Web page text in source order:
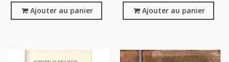
Ajouter au panier Ajouter au panier